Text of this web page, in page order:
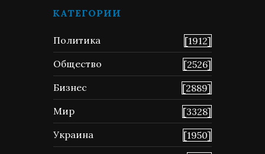
КАТЕГОРИИ
Политика
[1912]
Общество
[2526]
Бизнес
[2889]
Мир
[3328]
Украина
[1950]